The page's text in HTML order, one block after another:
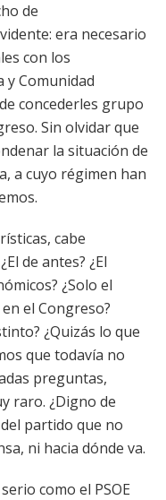
de
era necesario
con los
y Comunidad
concederles grupo
Sin olvidar que
la situación de
a cuyo régimen han
cabe
de antes? ¿El
¿Solo el
el Congreso?
¿Quizás lo que
que todavía no
preguntas,
raro. ¿Digno de
partido que no
ni hacia dónde va.
como el PSOE